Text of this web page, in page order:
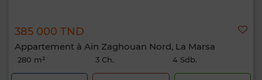
385 000 TND
Appartement à Ain Zaghouan Nord, La Marsa
280 m² 3 Ch. 4 Sdb.